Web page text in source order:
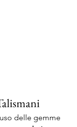
delle gemme